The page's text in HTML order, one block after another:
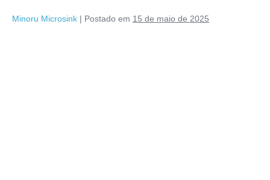
Minoru Microsink | Postado em 15 de maio de 2025